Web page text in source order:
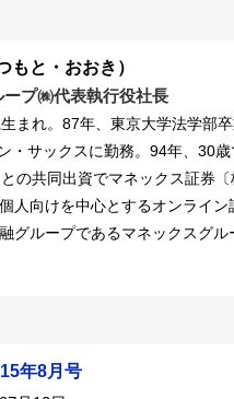
もと・おおき）
プ㈱代表執行役社長
まれ。87年、東京大学法学部
・サックスに勤務。94年、30
の共同出資でマネックス証券
人向けを中心とするオンライ
グループであるマネックスグ
年8月号